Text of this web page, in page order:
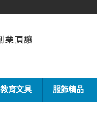
教育文具 服飾精品